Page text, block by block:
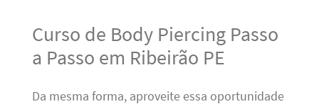
Curso de Body Piercing Passo
a Passo em Ribeirão PE
Da mesma forma, aproveite essa oportunidade